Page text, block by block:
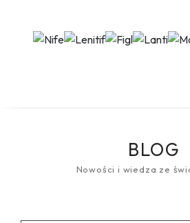
BLOG
Nowości i wiedza ze